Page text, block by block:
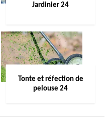
Jardinier 24
Tonte et réfection de
pelouse 24